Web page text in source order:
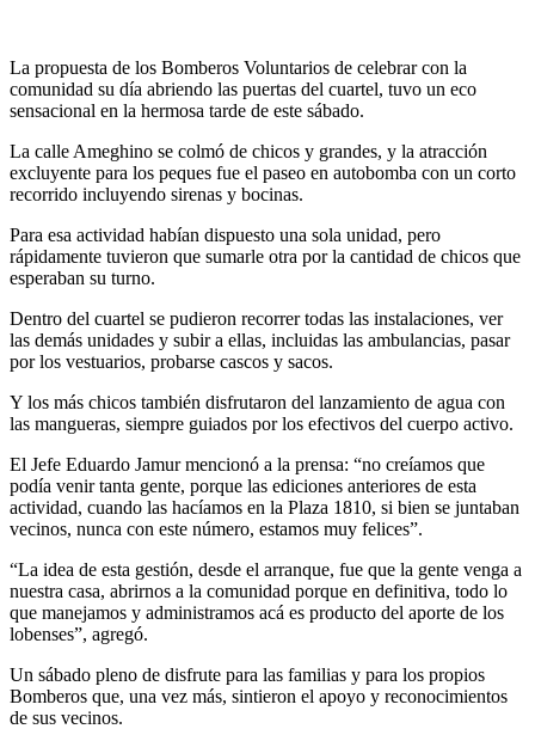
La propuesta de los Bomberos Voluntarios de celebrar con la
comunidad su día abriendo las puertas del cuartel, tuvo un eco
sensacional en la hermosa tarde de este sábado.
La calle Ameghino se colmó de chicos y grandes, y la atracción
excluyente para los peques fue el paseo en autobomba con un corto
recorrido incluyendo sirenas y bocinas.
Para esa actividad habían dispuesto una sola unidad, pero
rápidamente tuvieron que sumarle otra por la cantidad de chicos que
esperaban su turno.
Dentro del cuartel se pudieron recorrer todas las instalaciones, ver
las demás unidades y subir a ellas, incluidas las ambulancias, pasar
por los vestuarios, probarse cascos y sacos.
Y los más chicos también disfrutaron del lanzamiento de agua con
las mangueras, siempre guiados por los efectivos del cuerpo activo.
El Jefe Eduardo Jamur mencionó a la prensa: “no creíamos que
podía venir tanta gente, porque las ediciones anteriores de esta
actividad, cuando las hacíamos en la Plaza 1810, si bien se juntaban
vecinos, nunca con este número, estamos muy felices”.
“La idea de esta gestión, desde el arranque, fue que la gente venga a
nuestra casa, abrirnos a la comunidad porque en definitiva, todo lo
que manejamos y administramos acá es producto del aporte de los
lobenses”, agregó.
Un sábado pleno de disfrute para las familias y para los propios
Bomberos que, una vez más, sintieron el apoyo y reconocimientos
de sus vecinos.